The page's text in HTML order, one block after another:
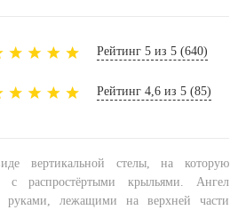
Рейтинг 5 из 5 (640)
Рейтинг 4,6 из 5 (85)
вертикальной стелы, на которую
с распростёртыми крыльями. Ангел
руками, лежащими на верхней части